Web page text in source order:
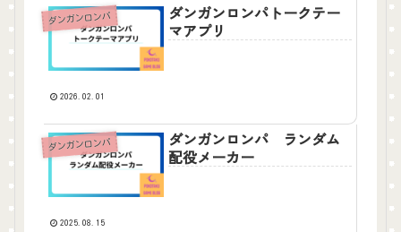
ダンガンロンパ
ダンガンロンパトークテー
マアプリ
2026.02.01
ダンガンロンパ
ダンガンロンパ ランダム
配役メーカー
2025.08.15